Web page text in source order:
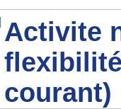
Activite
courant)